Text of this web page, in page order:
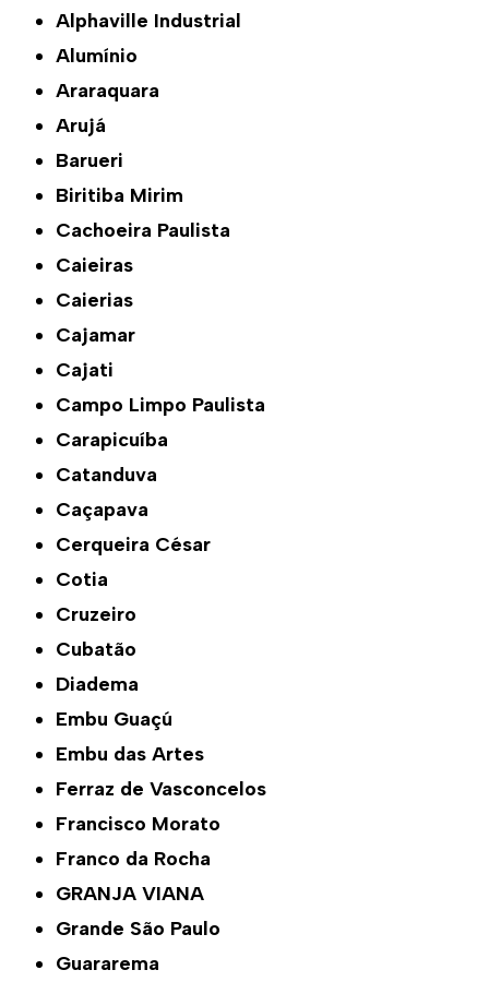
Alphaville Industrial
Alumínio
Araraquara
Arujá
Barueri
Biritiba Mirim
Cachoeira Paulista
Caieiras
Caierias
Cajamar
Cajati
Campo Limpo Paulista
Carapicuíba
Catanduva
Caçapava
Cerqueira César
Cotia
Cruzeiro
Cubatão
Diadema
Embu Guaçú
Embu das Artes
Ferraz de Vasconcelos
Francisco Morato
Franco da Rocha
GRANJA VIANA
Grande São Paulo
Guararema